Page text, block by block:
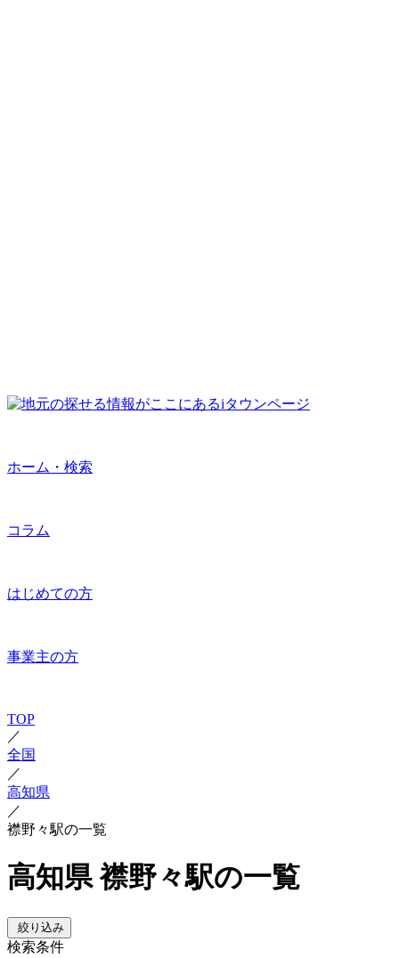
ホーム・検索
コラム
はじめての方
事業主の方
TOP
／
全国
／
高知県
／
襟野々駅の一覧
高知県 襟野々駅の一覧
絞り込み
検索条件